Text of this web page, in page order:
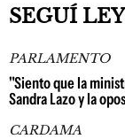
SEGUÍ
PARLAMENTO
"Siento que la
Sandra Lazo y la
CARDAMA